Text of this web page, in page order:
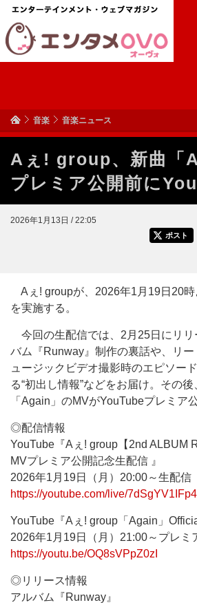
音楽 音楽ニュース
Aぇ! group、新曲「
プレミア公開前に
2026年1月13日 / 22:05
ポスト
Aぇ! groupが、2026年1月19日20時
を実施する。
今回の生配信では、2月25日にリリ
バム『Runway』制作の裏話や、リー
ュージックビデオ撮影時のエピソー
る“初出し情報”などをお届け。その
「Again」のMVがYouTubeプレミア
◎配信情報
YouTube『Aぇ! group【2nd ALBUM
MVプレミア公開記念生配信 』
2026年1月19日（月）20:00～生配信
https://youtube.com/live/7dSgYV1IFp4
YouTube『Aぇ! group「Again」
2026年1月19日（月）21:00～プレミ
https://youtu.be/OQ8sVPpZ0zI
◎リリース情報
アルバム『Runway』